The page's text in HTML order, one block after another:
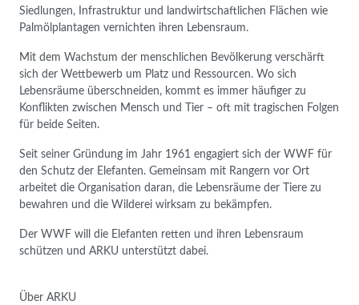
Siedlungen, Infrastruktur und landwirtschaftlichen Flächen wie
Palmölplantagen vernichten ihren Lebensraum.
Mit dem Wachstum der menschlichen Bevölkerung verschärft
sich der Wettbewerb um Platz und Ressourcen. Wo sich
Lebensräume überschneiden, kommt es immer häufiger zu
Konflikten zwischen Mensch und Tier – oft mit tragischen Folgen
für beide Seiten.
Seit seiner Gründung im Jahr 1961 engagiert sich der WWF für
den Schutz der Elefanten. Gemeinsam mit Rangern vor Ort
arbeitet die Organisation daran, die Lebensräume der Tiere zu
bewahren und die Wilderei wirksam zu bekämpfen.
Der WWF will die Elefanten retten und ihren Lebensraum
schützen und ARKU unterstützt dabei.
Über ARKU